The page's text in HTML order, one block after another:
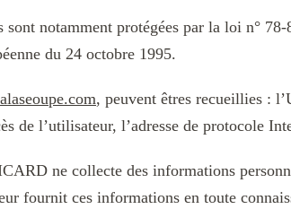
sont notamment protégées par la loi n°
du 24 octobre 1995.
alaseoupe.com, peuvent êtres recueillies :
de l’utilisateur, l’adresse de protocole
ne collecte des informations
fournit ces informations en toute